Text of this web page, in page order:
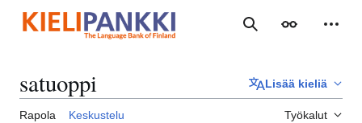
sisältöön
Haku Ulkoasu
satuoppi Lisää kieliä
Rapola Keskustelu Työkalut